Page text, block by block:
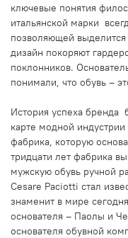
ключевые понятия
итальянской марки
позволяющей
дизайн покоряют
поклонников.
понимали, что обувь –
История успеха бренда
карте модной
фабрика, которую
тридцати лет фабрика
мужскую обувь ручной
Cesare Paciotti стал
знаменит в мире
основателя – Паолы и
основателя обувной